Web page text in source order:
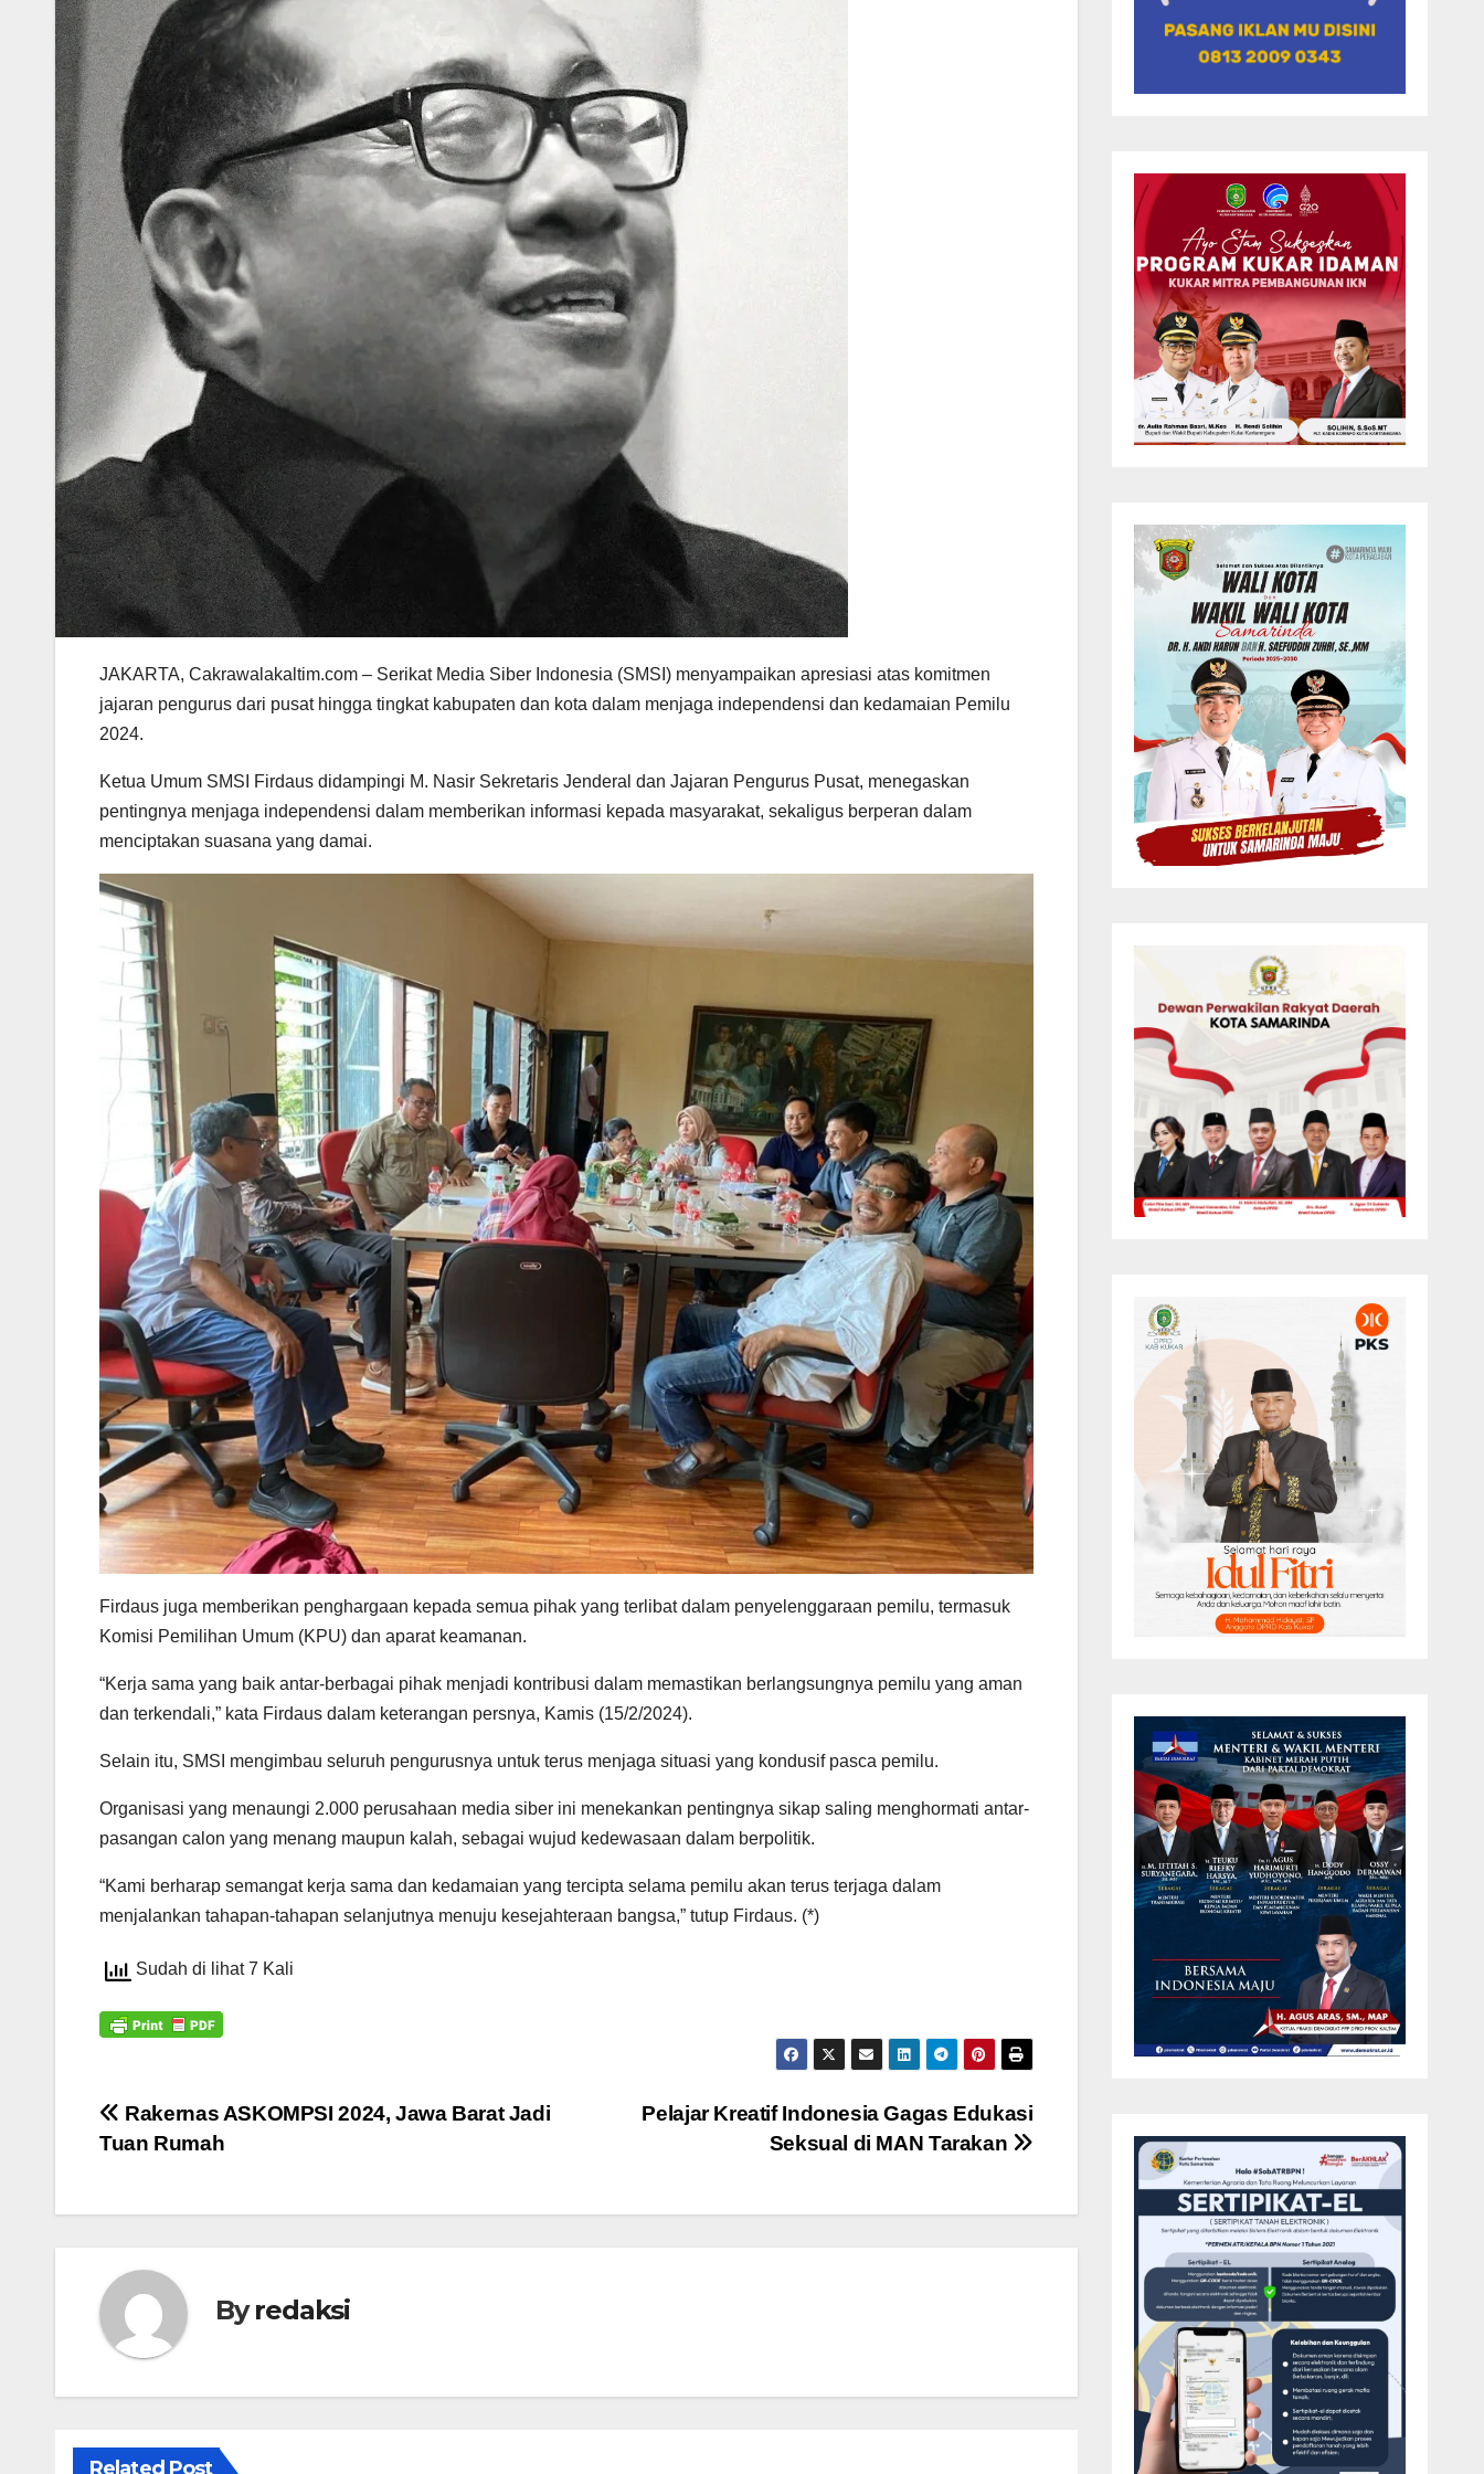
JAKARTA, Cakrawalakaltim.com – Serikat Media Siber Indonesia (SMSI) menyampaikan apresiasi atas komitmen
jajaran pengurus dari pusat hingga tingkat kabupaten dan kota dalam menjaga independensi dan kedamaian Pemilu
2024.
Ketua Umum SMSI Firdaus didampingi M. Nasir Sekretaris Jenderal dan Jajaran Pengurus Pusat, menegaskan
pentingnya menjaga independensi dalam memberikan informasi kepada masyarakat, sekaligus berperan dalam
menciptakan suasana yang damai.
Firdaus juga memberikan penghargaan kepada semua pihak yang terlibat dalam penyelenggaraan pemilu, termasuk
Komisi Pemilihan Umum (KPU) dan aparat keamanan.
“Kerja sama yang baik antar-berbagai pihak menjadi kontribusi dalam memastikan berlangsungnya pemilu yang aman
dan terkendali,” kata Firdaus dalam keterangan persnya, Kamis (15/2/2024).
Selain itu, SMSI mengimbau seluruh pengurusnya untuk terus menjaga situasi yang kondusif pasca pemilu.
Organisasi yang menaungi 2.000 perusahaan media siber ini menekankan pentingnya sikap saling menghormati antar-
pasangan calon yang menang maupun kalah, sebagai wujud kedewasaan dalam berpolitik.
“Kami berharap semangat kerja sama dan kedamaian yang tercipta selama pemilu akan terus terjaga dalam
menjalankan tahapan-tahapan selanjutnya menuju kesejahteraan bangsa,” tutup Firdaus. (*)
Sudah di lihat 7 Kali
Navigasi
Pelajar Kreatif Indonesia Gagas Edukasi
Seksual di MAN Tarakan
Rakernas ASKOMPSI 2024, Jawa Barat Jadi
Tuan Rumah
Byredaksi
Related Post